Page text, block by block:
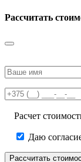
Рассчитать
leave
field
empty.
Расчет
Даю